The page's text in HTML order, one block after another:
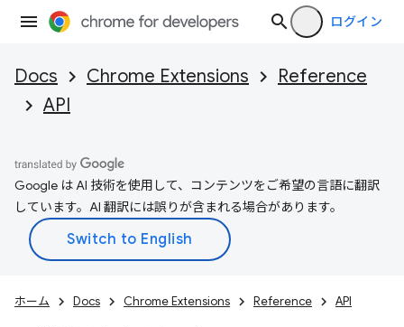
ログイン
Docs Chrome Extensions
Reference
API
Google は AI 技術を使用して、コンテンツをご希望の言語に翻訳
しています。AI 翻訳には誤りが含まれる場合があります。
ホーム Docs Chrome Extensions Reference API